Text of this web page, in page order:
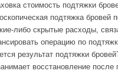
стоимость подтяжки
подтяжка
либо скрытые расходы,
операцию по
результат подтяжки
восстановление после